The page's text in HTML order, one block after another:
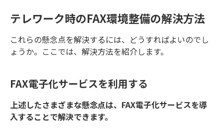
テレワーク時のFAX環境整備の解決方法
これらの懸念点を解決するには、どうすればよいのでし
ょうか。ここでは、解決方法を紹介します。
FAX電子化サービスを利用する
上述したさまざまな懸念点は、FAX電子化サービスを導
入することで解決できます。